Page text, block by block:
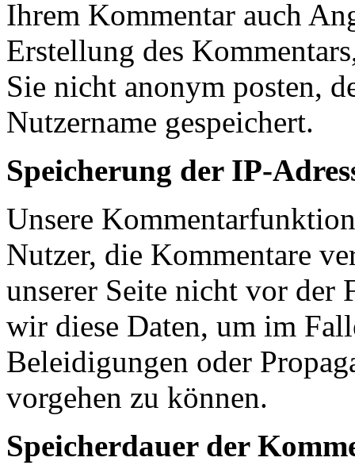
Ihrem Kommentar auch
Erstellung des
Sie nicht anonym posten,
Nutzername gespeichert.
Speicherung der IP-
Unsere
Nutzer, die Kommentare
unserer Seite nicht vor der
wir diese Daten, um im
Beleidigungen oder
vorgehen zu können.
Speicherdauer der